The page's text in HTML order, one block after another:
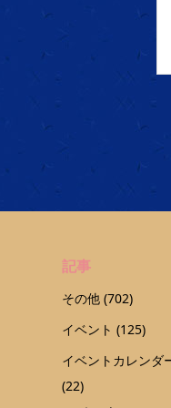
記事
その他 (702)
イベント (125)
イベントカレンダ
(22)